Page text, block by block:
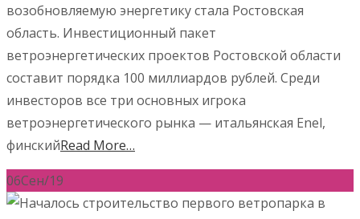
возобновляемую энергетику стала Ростовская
область. Инвестиционный пакет
ветроэнергетических проектов Ростовской области
составит порядка 100 миллиардов рублей. Среди
инвесторов все три основных игрока
ветроэнергетического рынка — итальянская Enel,
финскийRead More…
06Сен/19